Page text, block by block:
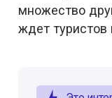
множество
ждет туристов